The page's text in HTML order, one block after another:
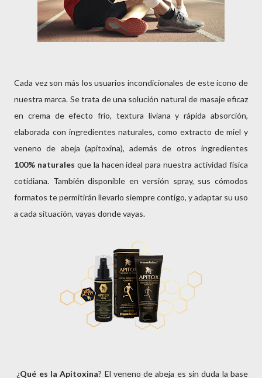
Cada vez son más los usuarios incondicionales de este icono de
nuestra marca. Se trata de una solución natural de masaje eficaz
en crema de efecto frío, textura liviana y rápida absorción,
elaborada con ingredientes naturales, como extracto de miel y
veneno de abeja (apitoxina), además de otros ingredientes
100% naturales que la hacen ideal para nuestra actividad física
cotidiana. También disponible en versión spray, sus cómodos
formatos te permitirán llevarlo siempre contigo, y adaptar su uso
a cada situación, vayas donde vayas.
¿Qué es la Apitoxina? El veneno de abeja es sin duda la base